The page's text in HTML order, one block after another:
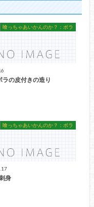
喰っちゃあいかんのか？：ボラ
ラの皮付きの造り
喰っちゃあいかんのか？：ボラ
身